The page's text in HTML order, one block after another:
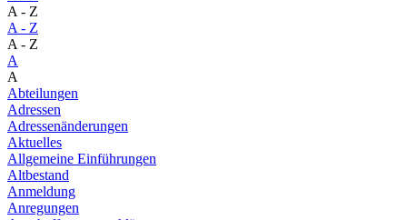
A - Z
A - Z
A - Z
A
A
Abteilungen
Adressen
Adressenänderungen
Aktuelles
Allgemeine Einführungen
Altbestand
Anmeldung
Anregungen